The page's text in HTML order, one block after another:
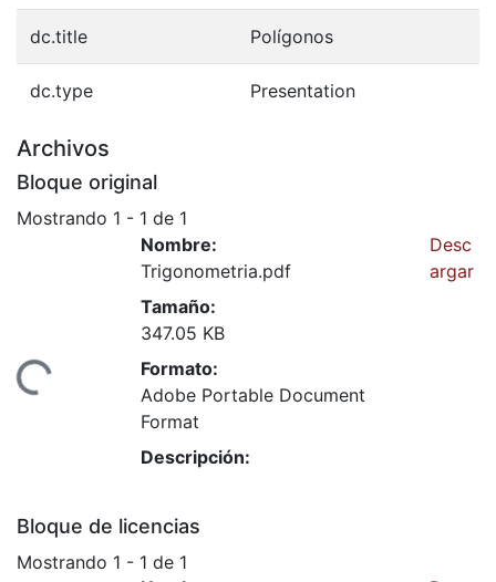
dc.title Polígonos
dc.type Presentation
Archivos
Bloque original
Mostrando 1 - 1 de 1
Cargando...
Nombre:
Trigonometria.pdf
Tamaño:
347.05 KB
Formato:
Adobe Portable Document
Format
Descripción:
Desc
argar
Bloque de licencias
Mostrando 1 - 1 de 1